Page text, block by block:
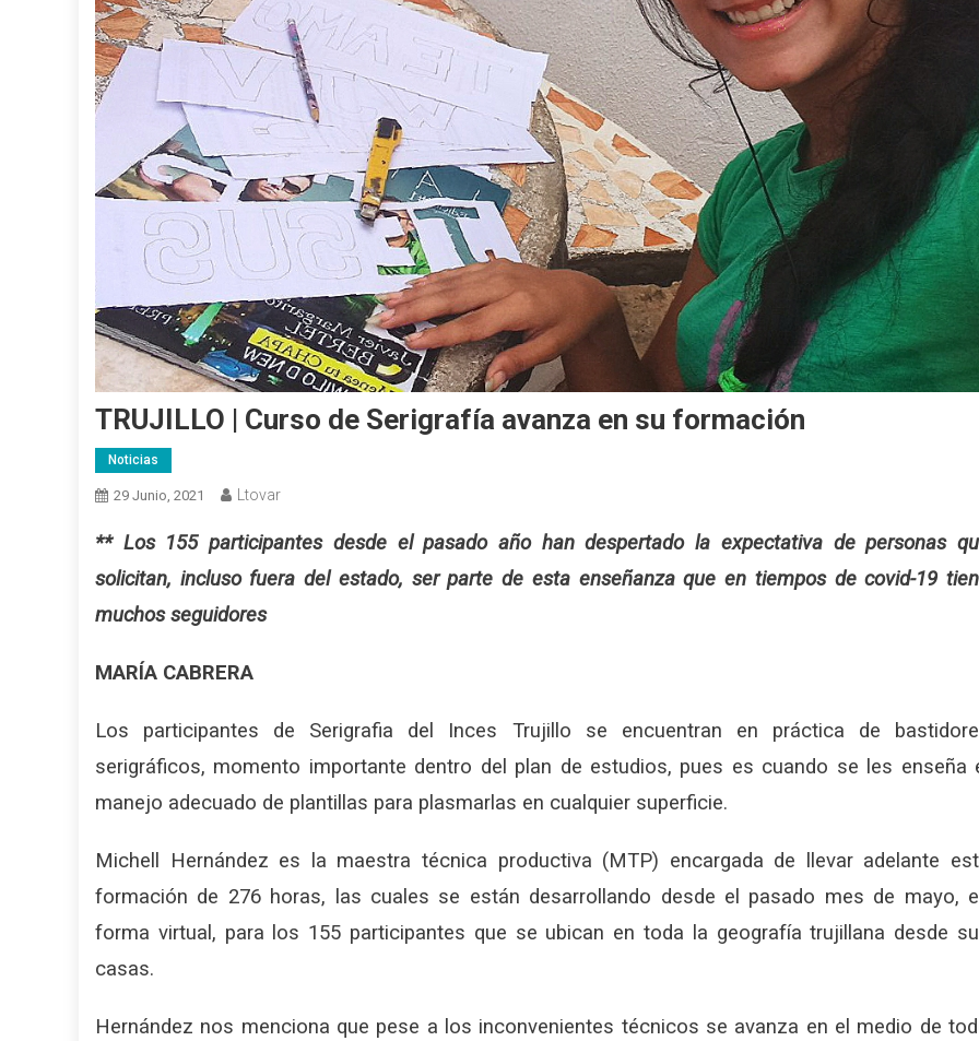
TRUJILLO | Curso de Serigrafía avanza en su formación
Noticias
29 Junio, 2021 Ltovar
** Los 155 participantes desde el pasado año han despertado la expectativa de personas
solicitan, incluso fuera del estado, ser parte de esta enseñanza que en tiempos de covid-19
muchos seguidores
MARÍA CABRERA
Los participantes de Serigrafia del Inces Trujillo se encuentran en práctica de
serigráficos, momento importante dentro del plan de estudios, pues es cuando se les enseña
manejo adecuado de plantillas para plasmarlas en cualquier superficie.
Michell Hernández es la maestra técnica productiva (MTP) encargada de llevar adelante
formación de 276 horas, las cuales se están desarrollando desde el pasado mes de mayo,
forma virtual, para los 155 participantes que se ubican en toda la geografía trujillana desde
casas.
Hernández nos menciona que pese a los inconvenientes técnicos se avanza en el medio de